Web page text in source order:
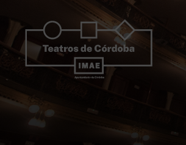
contenido